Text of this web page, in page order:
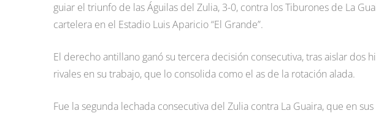
guiar el triunfo de las Águilas del Zulia, 3-0, contra los Tiburones de La
cartelera en el Estadio Luis Aparicio “El Grande”.
El derecho antillano ganó su tercera decisión consecutiva, tras aislar dos
rivales en su trabajo, que lo consolida como el as de la rotación alada.
Fue la segunda lechada consecutiva del Zulia contra La Guaira, que en